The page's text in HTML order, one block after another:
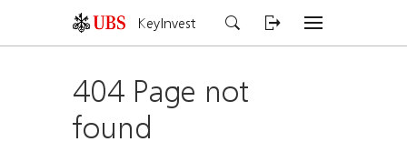
KeyInvest
404 Page not
found